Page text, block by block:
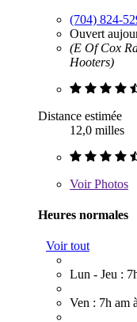
(704) 824-
Ouvert
(E Of Cox
Hooters)
Distance estimée
12,0 milles
VoirPhotos
Heures normales
Voir tout
Lun - Jeu :
Ven : 7h am